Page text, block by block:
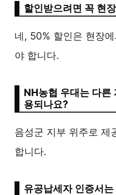
할인받으려면 꼭 현
네, 50% 할인은 현장
야 합니다.
NH농협 우대는 다른
용되나요?
음성군 지부 위주로 제
합니다.
유공납세자 인증서